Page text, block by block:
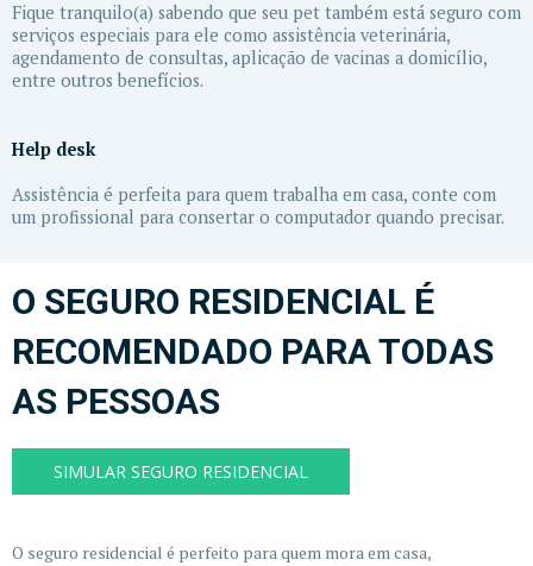
Fique tranquilo(a) sabendo que seu pet também está seguro com
serviços especiais para ele como assistência veterinária,
agendamento de consultas, aplicação de vacinas a domicílio,
entre outros benefícios.
Help desk
Assistência é perfeita para quem trabalha em casa, conte com
um profissional para consertar o computador quando precisar.
O SEGURO RESIDENCIAL É
RECOMENDADO PARA TODAS
AS PESSOAS
SIMULAR SEGURO RESIDENCIAL
O seguro residencial é perfeito para quem mora em casa,